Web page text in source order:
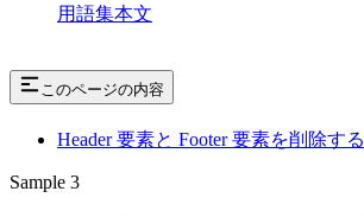
用語集本文
このページの内容
Header 要素と Footer 要素を削除する
Sample 3